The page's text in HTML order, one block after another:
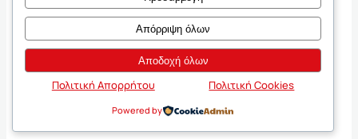
Απόρριψη όλων
Αποδοχή όλων
Πολιτική Απορρήτου Πολιτική Cookies
Powered by